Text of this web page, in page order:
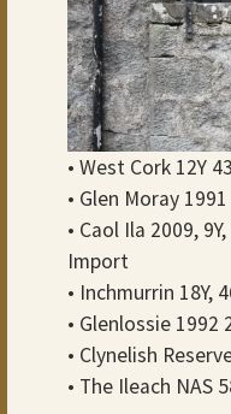
• West Cork 12Y
• Glen Moray
• Caol Ila 2009,
Import
• Inchmurrin 18Y,
• Glenlossie 1992
• Clynelish
• The Ileach NAS